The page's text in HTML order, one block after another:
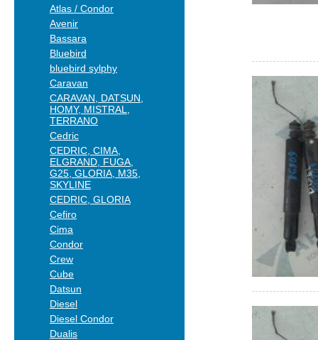
Atlas / Condor
Avenir
Bassara
Bluebird
bluebird sylphy
Caravan
CARAVAN, DATSUN,
HOMY, MISTRAL,
TERRANO
Cedric
CEDRIC, CIMA,
ELGRAND, FUGA,
G25, GLORIA, M35,
SKYLINE
CEDRIC, GLORIA
Cefiro
Cima
Condor
Crew
Cube
Datsun
Diesel
Diesel Condor
Dualis